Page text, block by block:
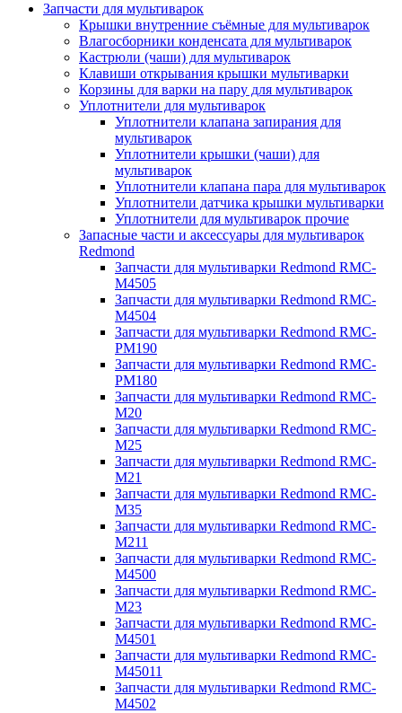
Запчасти для мультиварок
Крышки внутренние съёмные для мультиварок
Влагосборники конденсата для мультиварок
Кастрюли (чаши) для мультиварок
Клавиши открывания крышки мультиварки
Корзины для варки на пару для мультиварок
Уплотнители для мультиварок
Уплотнители клапана запирания для
мультиварок
Уплотнители крышки (чаши) для
мультиварок
Уплотнители клапана пара для мультиварок
Уплотнители датчика крышки мультиварки
Уплотнители для мультиварок прочие
Запасные части и аксессуары для мультиварок
Redmond
Запчасти для мультиварки Redmond RMC-
M4505
Запчасти для мультиварки Redmond RMC-
M4504
Запчасти для мультиварки Redmond RMC-
PM190
Запчасти для мультиварки Redmond RMC-
PM180
Запчасти для мультиварки Redmond RMC-
M20
Запчасти для мультиварки Redmond RMC-
M25
Запчасти для мультиварки Redmond RMC-
M21
Запчасти для мультиварки Redmond RMC-
M35
Запчасти для мультиварки Redmond RMC-
M211
Запчасти для мультиварки Redmond RMC-
M4500
Запчасти для мультиварки Redmond RMC-
M23
Запчасти для мультиварки Redmond RMC-
M4501
Запчасти для мультиварки Redmond RMC-
M45011
Запчасти для мультиварки Redmond RMC-
M4502